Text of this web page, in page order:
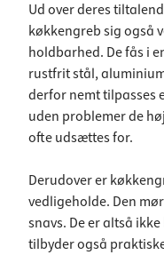
Ud over deres
køkkengreb sig også
holdbarhed. De fås i
rustfrit stål,
derfor nemt tilpasses
uden problemer de
ofte udsættes for.
Derudover er
vedligeholde. Den
snavs. De er altså
tilbyder også